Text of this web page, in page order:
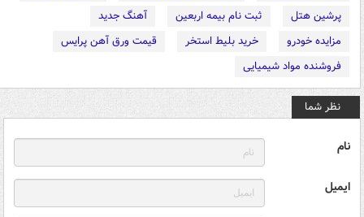
پرشین هتل
ثبت نام بیمه اربعین
آهنگ جدید
مزایده خودرو
خرید بلیط استخر
قیمت ورق آهن پرایس
فروشنده مواد شیمیایی
نظر شما
نام
ایمیل